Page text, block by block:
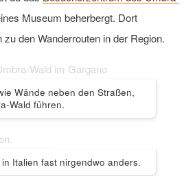
Museum beherbergt. Dort
den Wanderrouten in der Region.
Wände neben den Straßen,
Wald führen.
Italien fast nirgendwo anders.